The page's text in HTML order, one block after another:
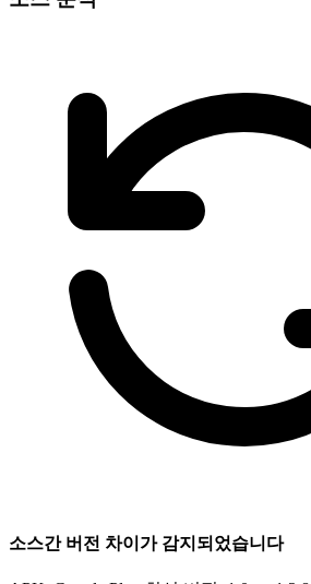
소스간 버전 차이가 감지되었습니다